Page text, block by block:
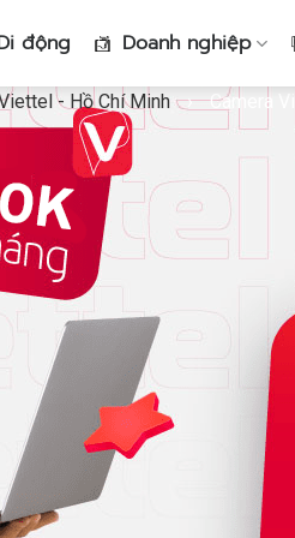
động Doanh nghiệp
- Hồ Chí Minh › Camera